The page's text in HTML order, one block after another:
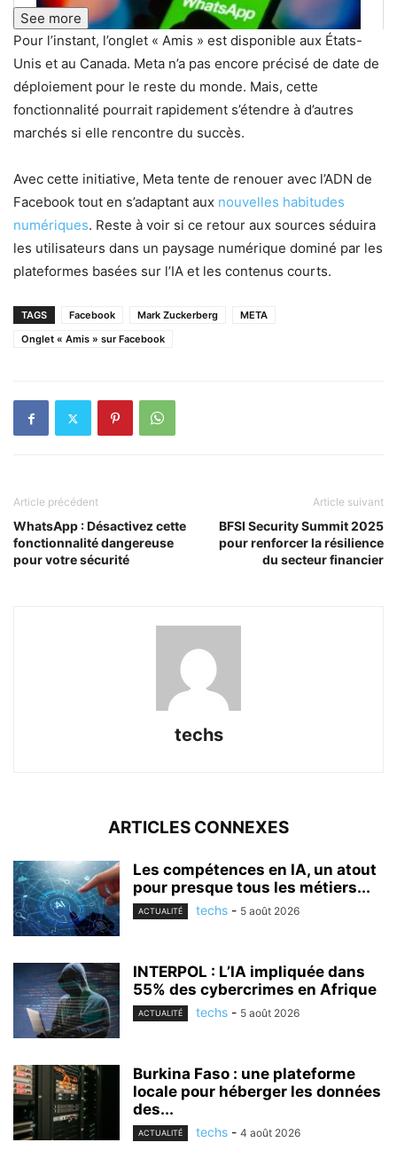
See more
Pour l’instant, l’onglet « Amis » est disponible aux États-
Unis et au Canada. Meta n’a pas encore précisé de date de
déploiement pour le reste du monde. Mais, cette
fonctionnalité pourrait rapidement s’étendre à d’autres
marchés si elle rencontre du succès.
Avec cette initiative, Meta tente de renouer avec l’ADN de
Facebook tout en s’adaptant aux nouvelles habitudes
numériques. Reste à voir si ce retour aux sources séduira
les utilisateurs dans un paysage numérique dominé par les
plateformes basées sur l’IA et les contenus courts.
TAGS Facebook Mark Zuckerberg
META
Onglet « Amis » sur Facebook
Article précédent
WhatsApp : Désactivez cette
fonctionnalité dangereuse
pour votre sécurité
Article suivant
BFSI Security Summit 2025
pour renforcer la résilience
du secteur financier
techs
ARTICLES CONNEXES
Les compétences en IA, un atout
pour presque tous les métiers...
ACTUALITÉ techs - 5 août 2026
INTERPOL : L’IA impliquée dans
55% des cybercrimes en Afrique
ACTUALITÉ techs - 5 août 2026
Burkina Faso : une plateforme
locale pour héberger les données
des...
ACTUALITÉ techs - 4 août 2026